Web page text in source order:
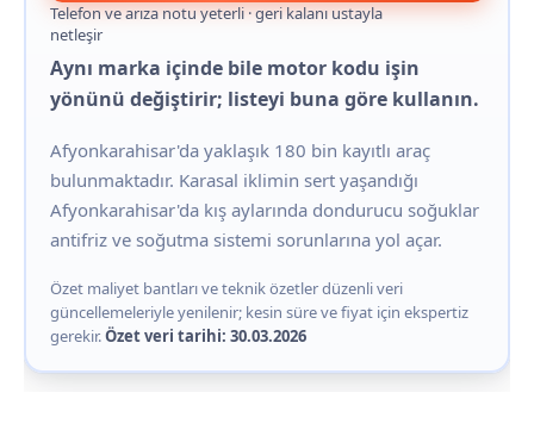
Telefon ve arıza notu yeterli · geri kalanı ustayla
netleşir
Aynı marka içinde bile motor kodu işin
yönünü değiştirir; listeyi buna göre kullanın.
Afyonkarahisar'da yaklaşık 180 bin kayıtlı araç
bulunmaktadır. Karasal iklimin sert yaşandığı
Afyonkarahisar'da kış aylarında dondurucu soğuklar
antifriz ve soğutma sistemi sorunlarına yol açar.
Özet maliyet bantları ve teknik özetler düzenli veri
güncellemeleriyle yenilenir; kesin süre ve fiyat için ekspertiz
gerekir.Özet veri tarihi: 30.03.2026